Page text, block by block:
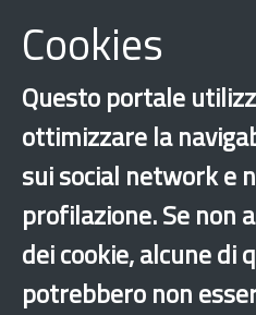
Cookies
Questo portale
ottimizzare la
sui social network e
profilazione. Se non
dei cookie, alcune di
potrebbero non